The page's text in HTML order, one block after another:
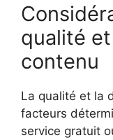
qualité
contenu
La qualité et la
facteurs
service gratuit